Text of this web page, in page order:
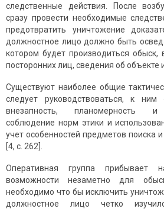
следственные действия. После
сразу провести необходимые
предотвратить уничтожение
должностное лицо должно быть
котором будет производиться обыск,
посторонних лиц, сведения об объекте
Существуют наиболее общие
следует руководствоваться, к ним
внезапность, планомерность и
соблюдение норм этики и
учет особенностей предметов поиска
[4, с. 262].
Оперативная группа
возможности незаметно для
необходимо что бы исключить
должностное лицо четко